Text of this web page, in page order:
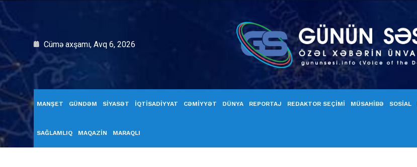
Cümə axşamı, Avq 6, 2026
MANŞET GÜNDƏM SİYASƏT İQTİSADİYYAT CƏMİYYƏT DÜNYA REPORTAJ REDAKTOR SEÇİMİ MÜSAHİBƏ SOSİAL
SAĞLAMLIQ MAQAZİN MARAQLI